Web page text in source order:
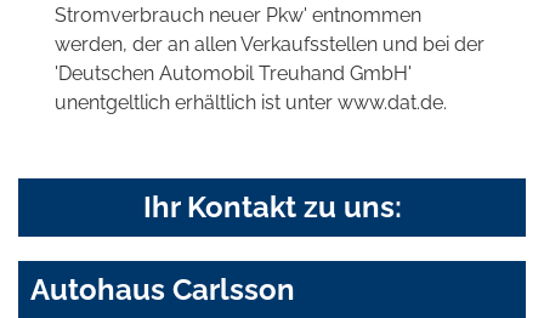
Stromverbrauch neuer Pkw' entnommen
werden, der an allen Verkaufsstellen und bei der
'Deutschen Automobil Treuhand GmbH'
unentgeltlich erhältlich ist unter www.dat.de.
Ihr Kontakt zu uns:
Autohaus Carlsson